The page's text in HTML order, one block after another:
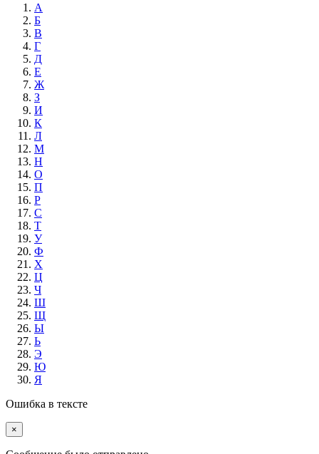
А
Б
В
Г
Д
Е
Ж
З
И
К
Л
М
Н
О
П
Р
С
Т
У
Ф
Х
Ц
Ч
Ш
Щ
Ы
Ь
Э
Ю
Я
Ошибка в тексте
×